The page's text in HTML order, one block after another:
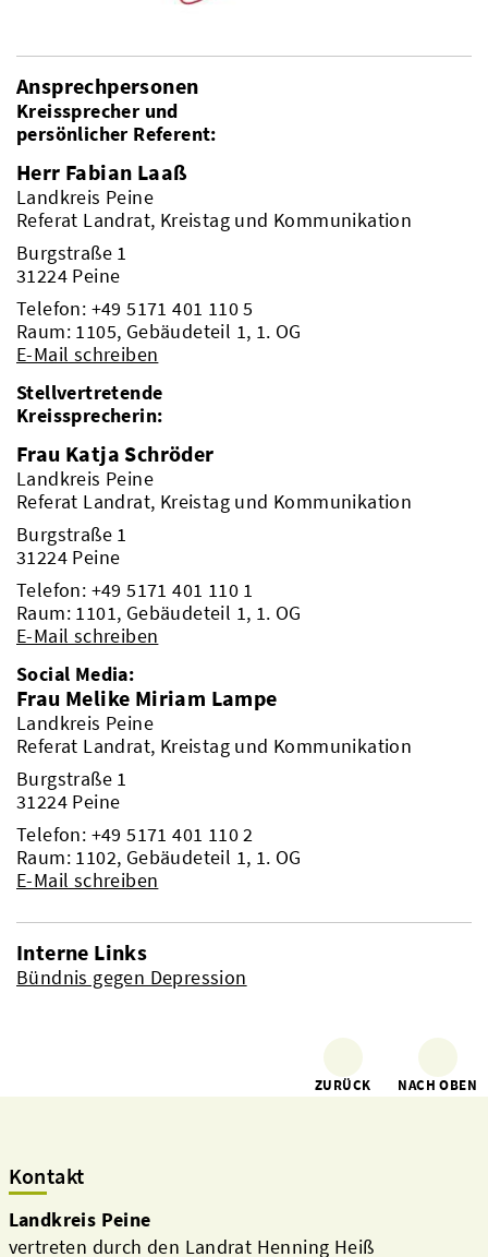
Ansprechpersonen
Kreissprecher und
persönlicher Referent:
Herr Fabian Laaß
Landkreis Peine
Referat Landrat, Kreistag und Kommunikation
Burgstraße 1
31224 Peine
Telefon: +49 5171 401 110 5
Raum: 1105, Gebäudeteil 1, 1. OG
E-Mail schreiben
Stellvertretende
Kreissprecherin:
Frau Katja Schröder
Landkreis Peine
Referat Landrat, Kreistag und Kommunikation
Burgstraße 1
31224 Peine
Telefon: +49 5171 401 110 1
Raum: 1101, Gebäudeteil 1, 1. OG
E-Mail schreiben
Social Media:
Frau Melike Miriam Lampe
Landkreis Peine
Referat Landrat, Kreistag und Kommunikation
Burgstraße 1
31224 Peine
Telefon: +49 5171 401 110 2
Raum: 1102, Gebäudeteil 1, 1. OG
E-Mail schreiben
Interne Links
Bündnis gegen Depression
ZURÜCK NACH OBEN
Kontakt
Landkreis Peine
vertreten durch den Landrat Henning Heiß